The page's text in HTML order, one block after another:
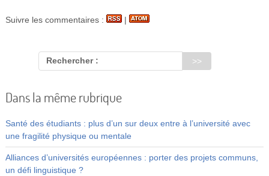
Suivre les commentaires : |
Rechercher :
Dans la même rubrique
Santé des étudiants : plus d’un sur deux entre à l’université avec
une fragilité physique ou mentale
Alliances d’universités européennes : porter des projets communs,
un défi linguistique ?